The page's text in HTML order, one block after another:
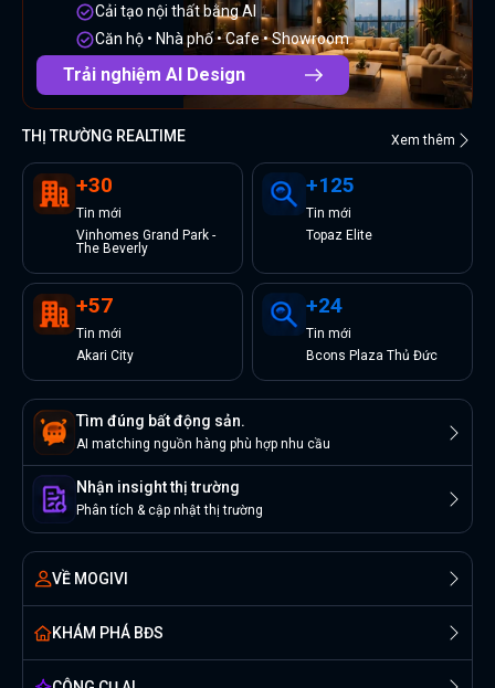
Cải tạo nội thất bằng AI
Căn hộ • Nhà phố • Cafe • Showroom
Trải nghiệm AI Design
THỊ TRƯỜNG REALTIME Xem thêm
+30
Tin mới
Vinhomes Grand Park -
The Beverly
+125
Tin mới
Topaz Elite
+57
Tin mới
Akari City
+24
Tin mới
Bcons Plaza Thủ Đức
Tìm đúng bất động sản.
AI matching nguồn hàng phù hợp nhu cầu
Nhận insight thị trường
Phân tích & cập nhật thị trường
VỀ MOGIVI
KHÁM PHÁ BĐS